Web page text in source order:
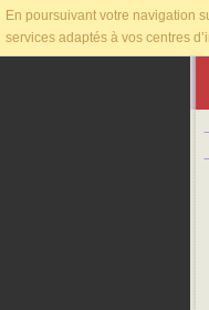
En poursuivant votre navigation
services adaptés à vos centres